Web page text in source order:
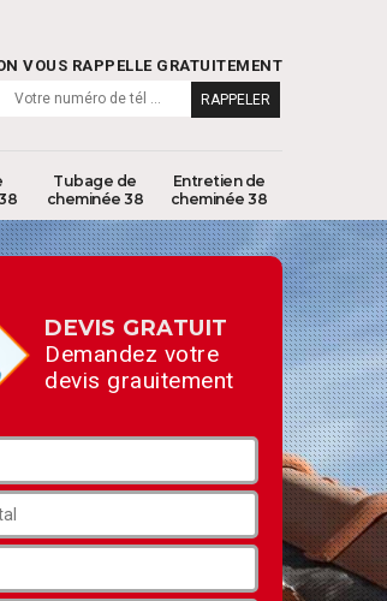
VOUS RAPPELLE GRATUITEMENT
Tubage de
cheminée 38
Entretien de
cheminée 38
DEVIS GRATUIT
Demandez votre
devis grauitement